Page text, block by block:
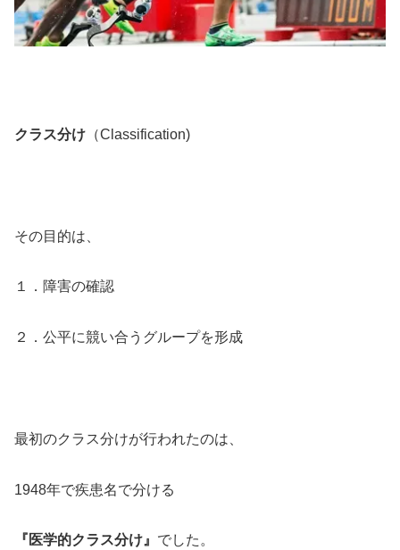
クラス分け （Classification)
その目的は、
１．障害の確認
２．公平に競い合うグループを形成
最初のクラス分けが行われたのは、
1948年で疾患名で分ける
『医学的クラス分け』 でした。